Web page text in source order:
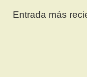
Entrada más